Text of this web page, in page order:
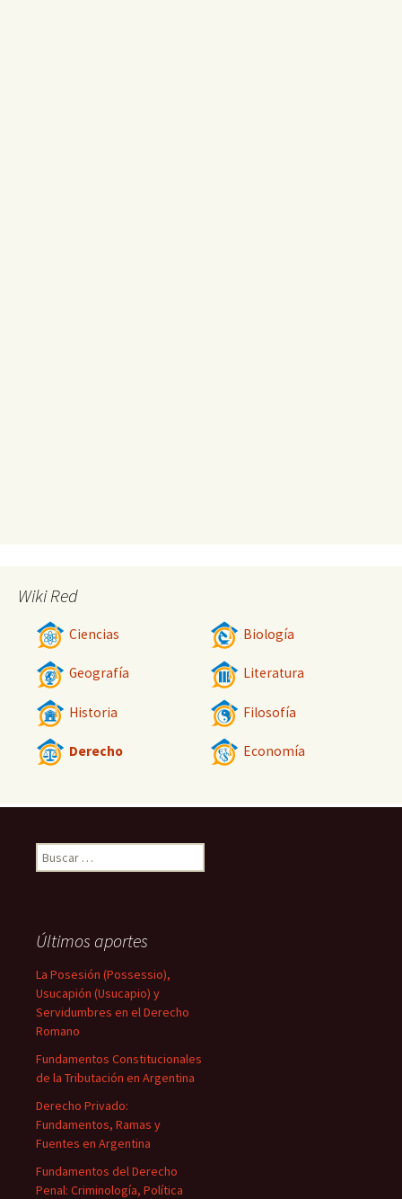
Wiki Red
Ciencias Biología
Geografía Literatura
Historia Filosofía
Derecho Economía
Buscar:
Últimos aportes
La Posesión (Possessio),
Usucapión (Usucapio) y
Servidumbres en el Derecho
Romano
Fundamentos Constitucionales
de la Tributación en Argentina
Derecho Privado:
Fundamentos, Ramas y
Fuentes en Argentina
Fundamentos del Derecho
Penal: Criminología, Política